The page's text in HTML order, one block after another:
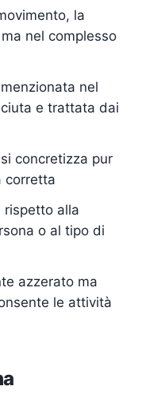
la
nel complesso
nel
e trattata dai
concretizza pur
corretta
rispetto alla
o al tipo di
azzerato ma
le attività